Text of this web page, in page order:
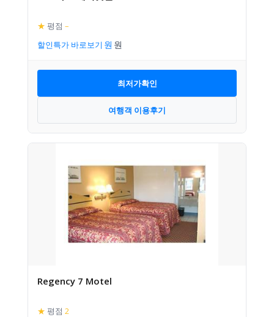
★ 평점 –
할인특가 바로보기
최저가확인
여행객 이용후기
Regency 7 Motel
★ 평점 2